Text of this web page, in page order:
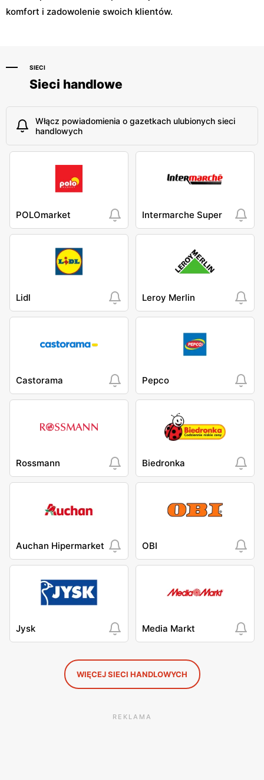
komfort i zadowolenie swoich klientów.
SIECI
Sieci handlowe
Włącz powiadomienia o gazetkach ulubionych sieci
handlowych
POLOmarket Intermarche Super
Lidl Leroy Merlin
Castorama Pepco
Rossmann Biedronka
Auchan Hipermarket OBI
Jysk Media Markt
WIĘCEJ SIECI HANDLOWYCH
REKLAMA